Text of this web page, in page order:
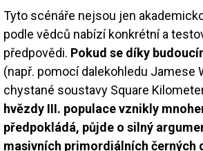
Tyto scénáře nejsou jen
podle vědců nabízí konkrétní a
předpovědi. Pokud se díky
(např. pomocí dalekohledu Jamese
chystané soustavy Square
hvězdy III. populace vznikly
předpokládá, půjde o silný
masivních primordiálních černých